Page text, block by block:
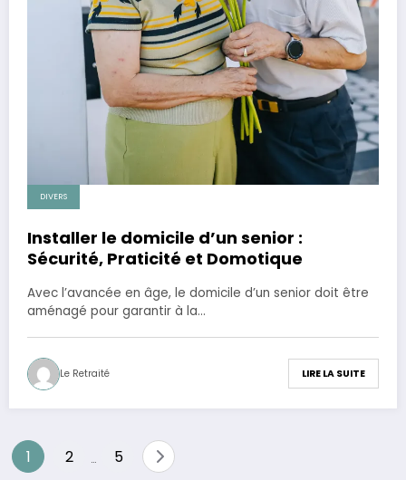
DIVERS
Installer le domicile d’un senior :
Sécurité, Praticité et Domotique
Avec l’avancée en âge, le domicile d’un senior doit être
aménagé pour garantir à la…
Le Retraité LIRE LA SUITE
Pagination
1 2 5